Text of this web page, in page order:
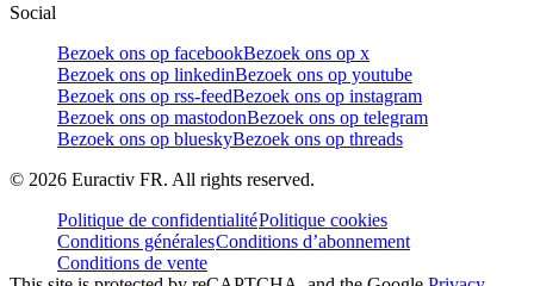
Social
Bezoek ons op facebookBezoek ons op x
Bezoek ons op linkedinBezoek ons op youtube
Bezoek ons op rss-feedBezoek ons op instagram
Bezoek ons op mastodonBezoek ons op telegram
Bezoek ons op blueskyBezoek ons op threads
© 2026 Euractiv FR. All rights reserved.
Politique de confidentialitéPolitique cookies
Conditions généralesConditions d’abonnement
Conditions de vente